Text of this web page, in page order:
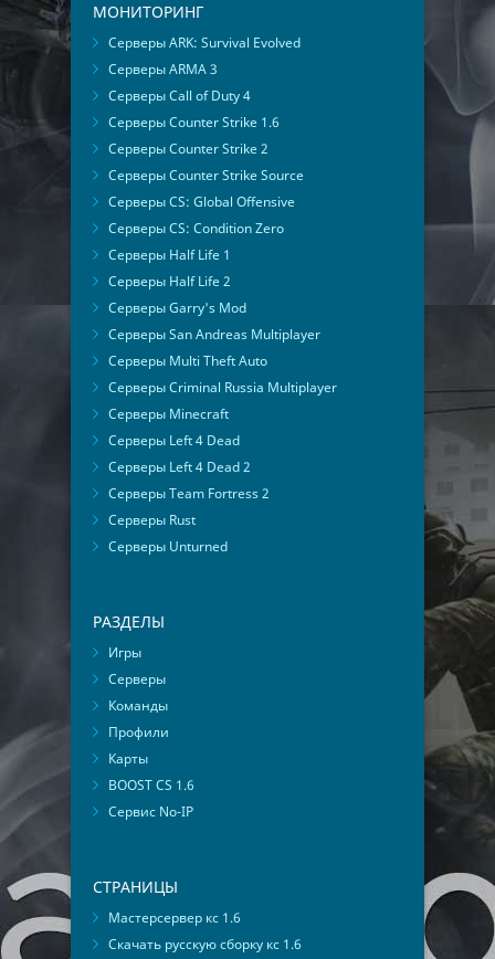
МОНИТОРИНГ
Серверы ARK: Survival Evolved
Серверы ARMA 3
Серверы Call of Duty 4
Серверы Counter Strike 1.6
Серверы Counter Strike 2
Серверы Counter Strike Source
Серверы CS: Global Offensive
Серверы CS: Condition Zero
Серверы Half Life 1
Серверы Half Life 2
Серверы Garry's Mod
Серверы San Andreas Multiplayer
Серверы Multi Theft Auto
Серверы Criminal Russia Multiplayer
Серверы Minecraft
Серверы Left 4 Dead
Серверы Left 4 Dead 2
Серверы Team Fortress 2
Серверы Rust
Серверы Unturned
РАЗДЕЛЫ
Игры
Серверы
Команды
Профили
Карты
BOOST CS 1.6
Сервис No-IP
СТРАНИЦЫ
Мастерсервер кс 1.6
Скачать русскую сборку кс 1.6